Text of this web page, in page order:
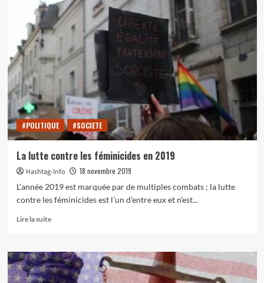
Stephanie
McMillan
:
quand
devient
un
engagement
politique
#POLITIQUE #SOCIETE
La lutte contre les féminicides en 2019
Hashtag-Info
18 novembre 2019
L’année 2019 est marquée par de multiples combats ; la lutte
contre les féminicides est l’un d’entre eux et n’est...
Lire la suiteEn
sur
La
lutte